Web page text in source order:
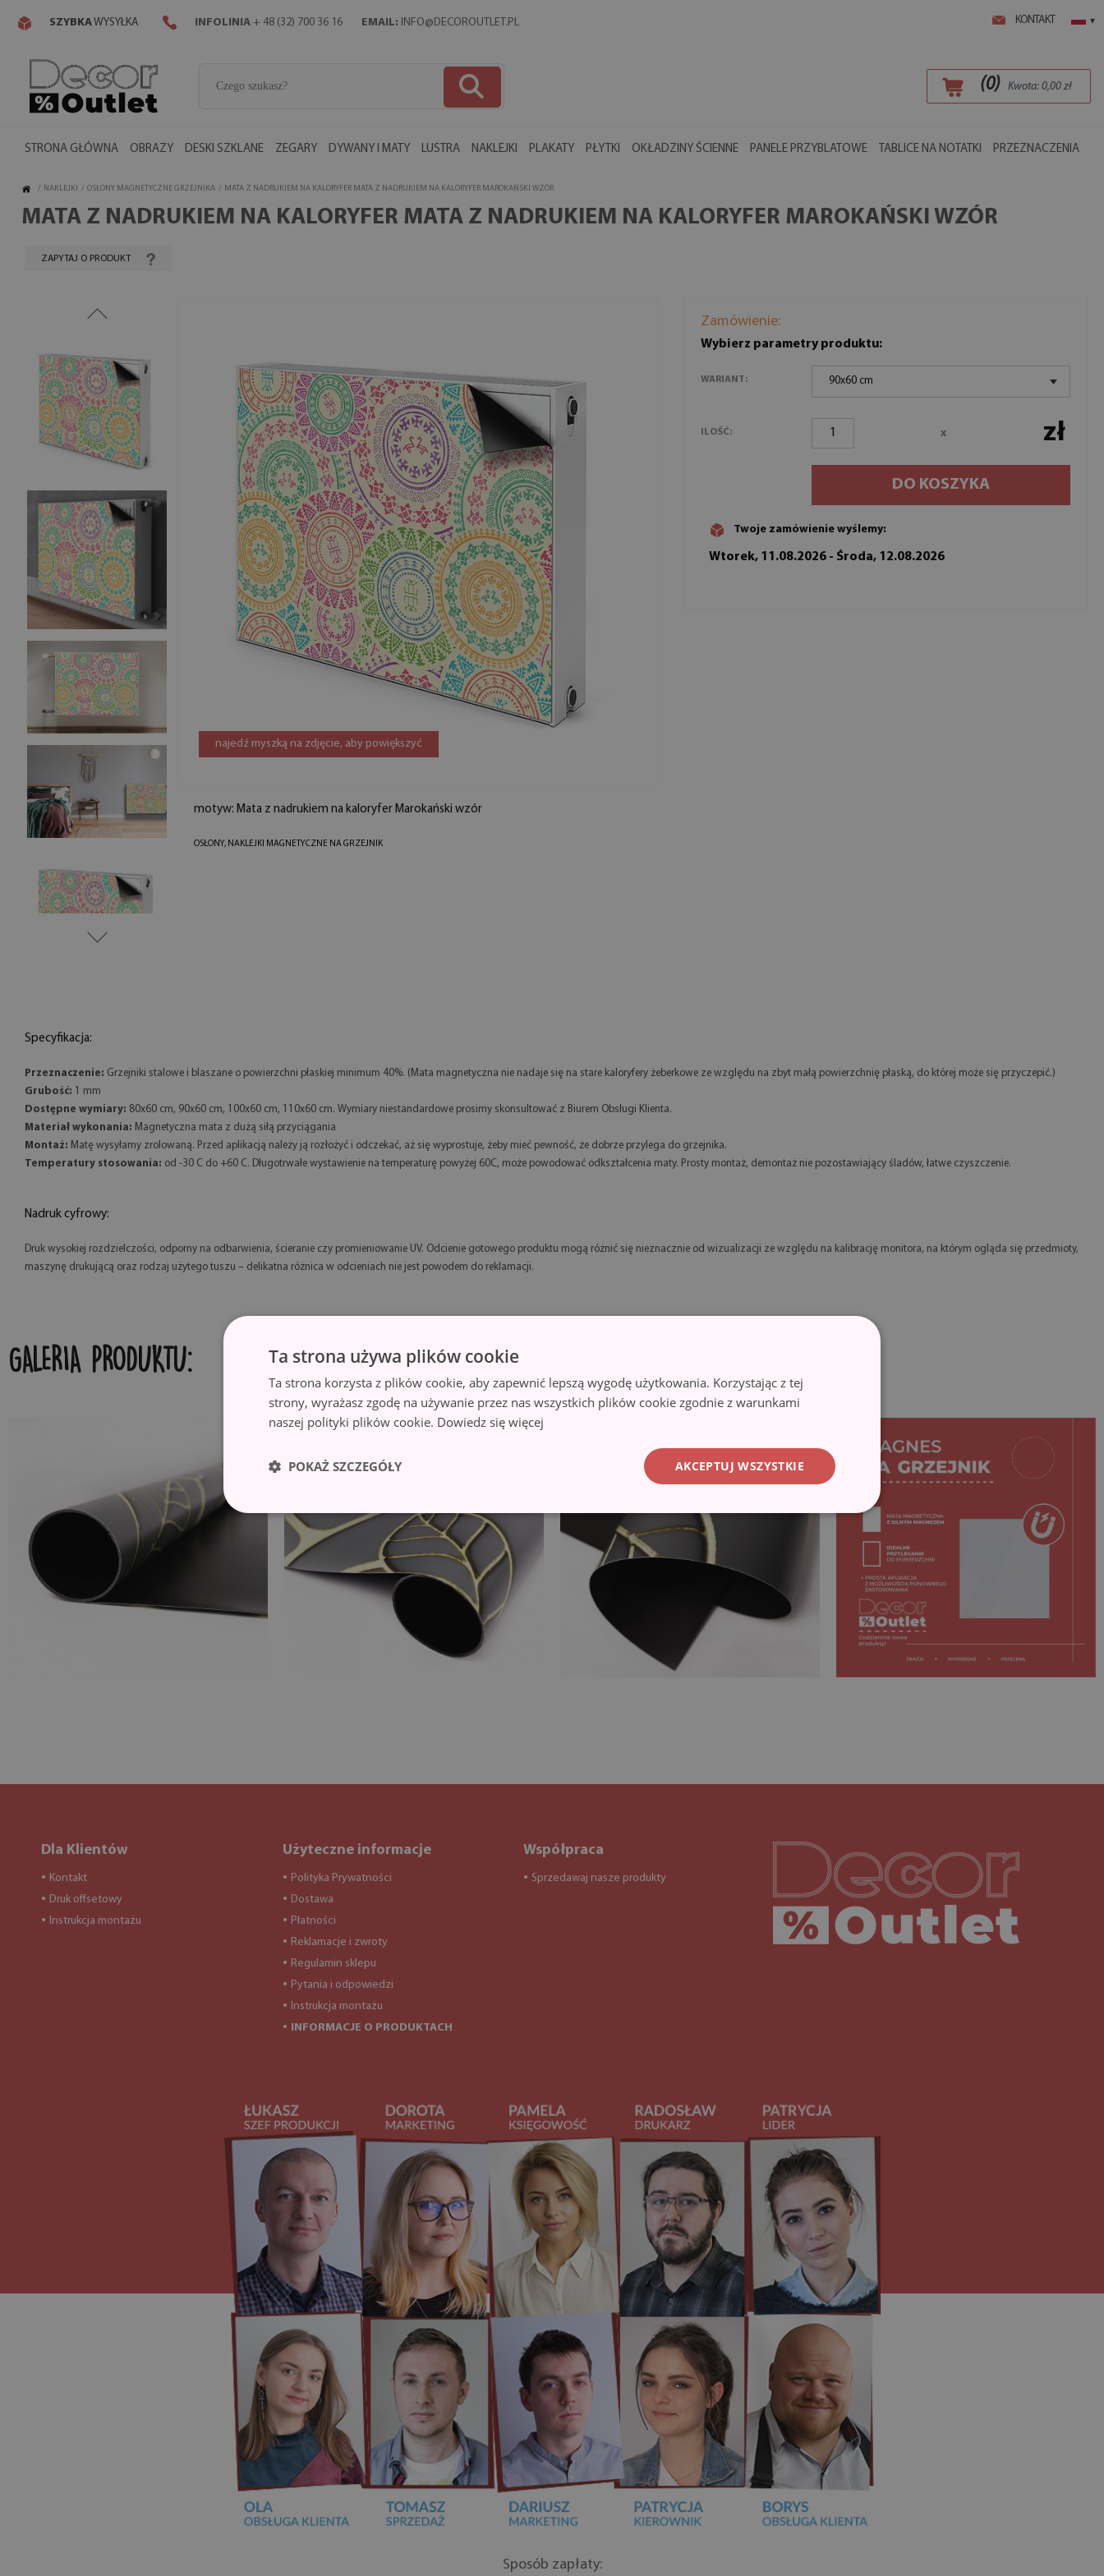
KONTAKT ▾
SZYBKAWYSYŁKA INFOLINIA + 48 (32) 700 36 16 EMAIL: INFO@DECOROUTLET.PL
(0) Kwota: 0,00zł
STRONA GŁÓWNA OBRAZY DESKI SZKLANE ZEGARY DYWANY I MATY LUSTRA NAKLEJKI PLAKATY PŁYTKI OKŁADZINY ŚCIENNE PANELE PRZYBLATOWE TABLICE NA NOTATKI PRZEZNACZENIA
/ NAKLEJKI / OSŁONY MAGNETYCZNE GRZEJNIKA / MATA Z NADRUKIEM NA KALORYFER MATA Z NADRUKIEM NA KALORYFER MAROKAŃSKI WZÓR
MATA Z NADRUKIEM NA KALORYFER MATA Z NADRUKIEM NA KALORYFER MAROKAŃSKI WZÓR
ZAPYTAJ O PRODUKT
najedź myszką na zdjęcie, aby powiększyć
motyw: Mata z nadrukiem na kaloryfer Marokański wzór
OSŁONY, NAKLEJKI MAGNETYCZNE NA GRZEJNIK
Zamówienie:
Wybierz parametry produktu:
WARIANT: 90x60 cm
ILOŚĆ: x zł
DO KOSZYKA
Twoje zamówienie wyślemy:
Wtorek, 11.08.2026 - Środa, 12.08.2026
Specyfikacja:
Przeznaczenie: Grzejniki stalowe i blaszane o powierzchni płaskiej minimum 40%. (Mata magnetyczna nie nadaje się na stare kaloryfery żeberkowe ze względu na zbyt małą powierzchnię płaską, do której może się przyczepić.)
Grubość: 1 mm
Dostępne wymiary: 80x60 cm, 90x60 cm, 100x60 cm, 110x60 cm. Wymiary niestandardowe prosimy skonsultować z Biurem Obsługi Klienta.
Materiał wykonania: Magnetyczna mata z dużą siłą przyciągania
Montaż: Matę wysyłamy zrolowaną. Przed aplikacją należy ją rozłożyć i odczekać, aż się wyprostuje, żeby mieć pewność, że dobrze przylega do grzejnika.
Temperatury stosowania: od -30 C do +60 C. Długotrwałe wystawienie na temperaturę powyżej 60C, może powodować odkształcenia maty. Prosty montaż, demontaż nie pozostawiający śladów, łatwe czyszczenie.
Nadruk cyfrowy:
Druk wysokiej rozdzielczości, odporny na odbarwienia, ścieranie czy promieniowanie UV. Odcienie gotowego produktu mogą różnić się nieznacznie od wizualizacji ze względu na kalibrację monitora, na którym ogląda się przedmioty,
maszynę drukującą oraz rodzaj użytego tuszu – delikatna różnica w odcieniach nie jest powodem do reklamacji.
GALERIA PRODUKTU:
Dla Klientów
● Kontakt
● Druk offsetowy
● Instrukcja montażu
Użyteczne informacje
● Polityka Prywatności
● Dostawa
● Płatności
● Reklamacje i zwroty
● Regulamin sklepu
● Pytania i odpowiedzi
● Instrukcja montażu
● INFORMACJE O PRODUKTACH
Współpraca
● Sprzedawaj nasze produkty Decoroutlet-logo
Sposób zapłaty:
Ta strona używa plików cookie
Ta strona korzysta z plików cookie, aby zapewnić lepszą wygodę użytkowania. Korzystając z tej
strony, wyrażasz zgodę na używanie przez nas wszystkich plików cookie zgodnie z warunkami
naszej polityki plików cookie. Dowiedz się więcej
AKCEPTUJ WSZYSTKIE
POKAŻ SZCZEGÓŁY